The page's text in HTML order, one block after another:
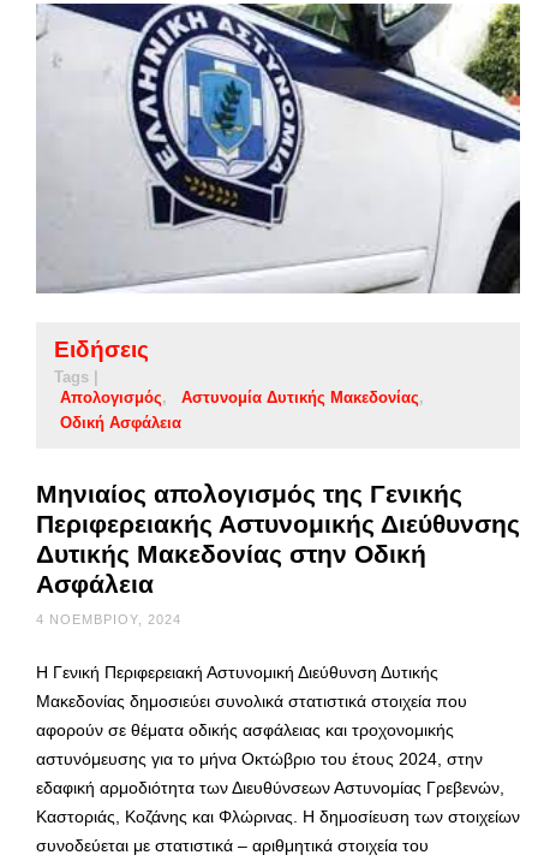
Ειδήσεις
Tags |
Απολογισμός
Αστυνομία Δυτικής Μακεδονίας
Οδική Ασφάλεια
Μηνιαίος απολογισμός της Γενικής
Περιφερειακής Αστυνομικής Διεύθυνσης
Δυτικής Μακεδονίας στην Οδική
Ασφάλεια
4 ΝΟΕΜΒΡΊΟΥ, 2024
Η Γενική Περιφερειακή Αστυνομική Διεύθυνση Δυτικής
Μακεδονίας δημοσιεύει συνολικά στατιστικά στοιχεία που
αφορούν σε θέματα οδικής ασφάλειας και τροχονομικής
αστυνόμευσης για το μήνα Οκτώβριο του έτους 2024, στην
εδαφική αρμοδιότητα των Διευθύνσεων Αστυνομίας Γρεβενών,
Καστοριάς, Κοζάνης και Φλώρινας. Η δημοσίευση των στοιχείων
συνοδεύεται με στατιστικά – αριθμητικά στοιχεία του